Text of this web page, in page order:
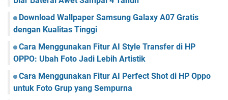
Download Wallpaper Samsung Galaxy A07 Gratis
dengan Kualitas Tinggi
Cara Menggunakan Fitur AI Style Transfer di HP
OPPO: Ubah Foto Jadi Lebih Artistik
Cara Menggunakan Fitur AI Perfect Shot di HP Oppo
untuk Foto Grup yang Sempurna